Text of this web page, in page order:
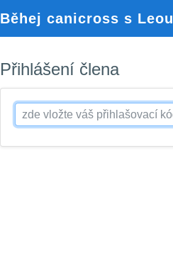
Běhej canicross s Leou
Přihlášení člena